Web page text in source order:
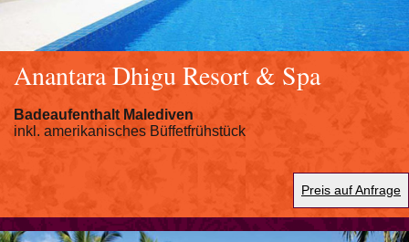
Anantara Dhigu Resort & Spa
Badeaufenthalt Malediven
inkl. amerikanisches Büffetfrühstück
Preis auf Anfrage